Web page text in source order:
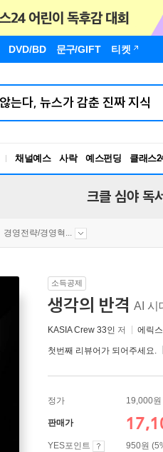
DVD/BD 문구/GIFT 티켓
채널예스 사락 예스펀딩 클래스
크클 심야 독
경영전략/경영혁...
소득공제
생각의 반격 AI 시
KASIA Crew 33인 저 에릭스
첫번째 리뷰어가 되어주세요.
정가 19,000원
판매가
YES포인트
950원